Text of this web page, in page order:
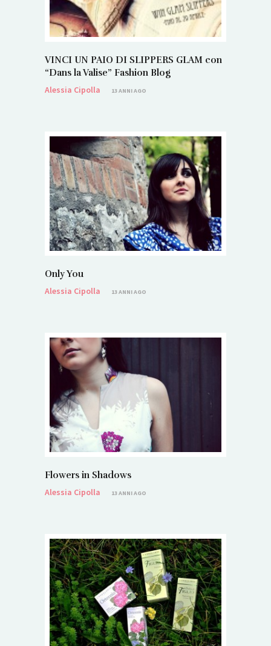
VINCI UN PAIO DI SLIPPERS GLAM con
“Dans la Valise” Fashion Blog
Alessia Cipolla
13 ANNI AGO
Only You
Alessia Cipolla
13 ANNI AGO
Flowers in Shadows
Alessia Cipolla
13 ANNI AGO